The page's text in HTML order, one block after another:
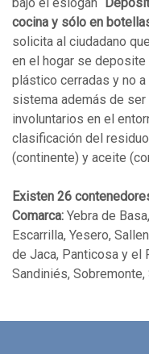
bajo el eslogan “
cocina y sólo en
solicita al ciudadano
en el hogar se
plástico cerradas y no a
sistema además de
involuntarios en el
clasificación del
(continente) y aceite
Existen 26
Comarca: Yebra de
Escarrilla, Yesero,
de Jaca, Panticosa y el
Sandiniés,